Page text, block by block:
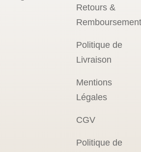
Retours &
Politique de
Livraison
Mentions
Légales
CGV
Politique de